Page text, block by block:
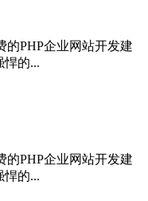
的PHP企业网站开发建
悍的...
的PHP企业网站开发建
悍的...